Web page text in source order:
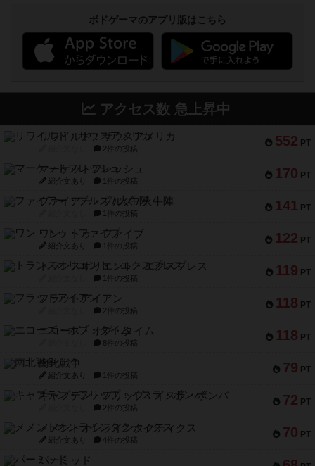
ボドゲーマのアプリ版はこちら
アクセス数 急上昇中
552 PT
リワイルド：サウスアメリカ
2件の投稿
170 PT
マーケットフレッシュ
紹介文あり 1件の投稿
141 PT
ファイアー・ブルズ / 火牛陣
1件の投稿
122 PT
ワン・トゥ・ファイブ
紹介文あり 1件の投稿
119 PT
トランスオリエント・エクスプレス
1件の投稿
118 PT
フラットアイアン
2件の投稿
118 PT
エコーズ・オブ・タイム
8件の投稿
79 PT
南北戦争
紹介文あり 1件の投稿
72 PT
キャプテン・フリップ：イスラ・ボンバ
2件の投稿
70 PT
メメントオンラインタクティクス
紹介文あり 4件の投稿
パーミッド